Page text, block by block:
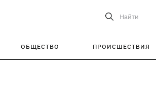
Найти
ОБЩЕСТВО ПРОИСШЕСТВИЯ